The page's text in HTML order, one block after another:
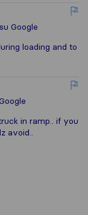
su Google
loading and to
in ramp.. if you
avoid..